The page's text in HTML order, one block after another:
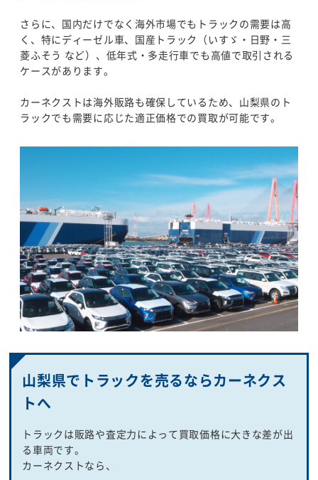
さらに、国内だけでなく海外市場でもトラックの需要は高
く、特にディーゼル車、国産トラック（いすゞ・日野・三
菱ふそう など）、低年式・多走行車でも高値で取引される
ケースがあります。
カーネクストは海外販路も確保しているため、山梨県のト
ラックでも需要に応じた適正価格での買取が可能です。
山梨県でトラックを売るならカーネクス
トへ
トラックは販路や査定力によって買取価格に大きな差が出
る車両です。
カーネクストなら、